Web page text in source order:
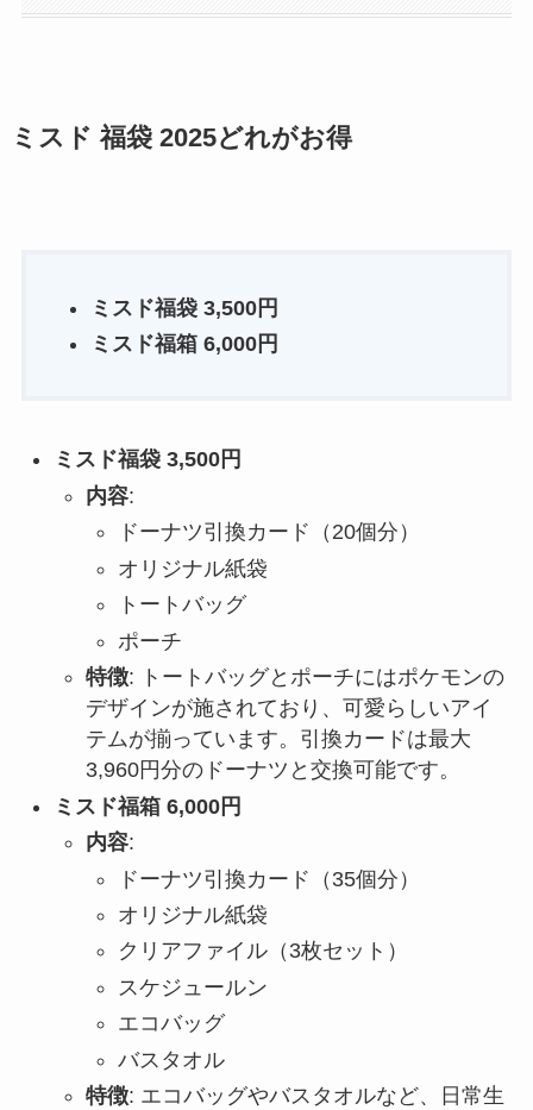
ミスド 福袋 2025どれがお得
ミスド福袋 3,500円
ミスド福箱 6,000円
ミスド福袋 3,500円
内容:
ドーナツ引換カード（20個分）
オリジナル紙袋
トートバッグ
ポーチ
特徴: トートバッグとポーチにはポケモンの
デザインが施されており、可愛らしいアイ
テムが揃っています。引換カードは最大
3,960円分のドーナツと交換可能です。
ミスド福箱 6,000円
内容:
ドーナツ引換カード（35個分）
オリジナル紙袋
クリアファイル（3枚セット）
スケジュールン
エコバッグ
バスタオル
特徴: エコバッグやバスタオルなど、日常生